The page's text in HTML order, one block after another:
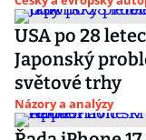
USA po 28
Japonský
světové trhy
Názory a analýzy